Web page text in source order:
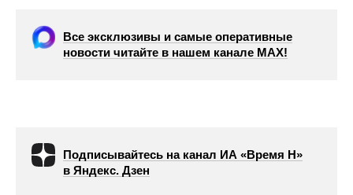
Все эксклюзивы и самые оперативные
новости читайте в нашем канале МАХ!
Подписывайтесь на канал ИА «Время Н»
в Яндекс. Дзен